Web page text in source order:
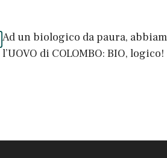
Ad un biologico da paura,
l’UOVO di COLOMBO: BIO, logico!